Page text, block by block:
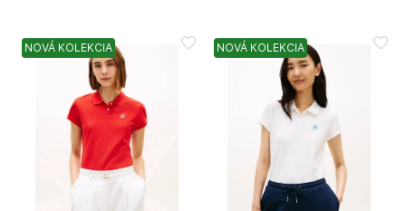
NOVÁ KOLEKCIA NOVÁ KOLEKCIA